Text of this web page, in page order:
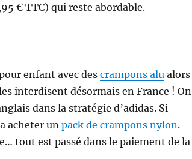
€ TTC) qui reste abordable.
enfant avec des crampons alualors
interdisent désormais en France ! On
dans la stratégie d’adidas. Si
acheter un pack de crampons nylon.
tout est passé dans le paiement de la